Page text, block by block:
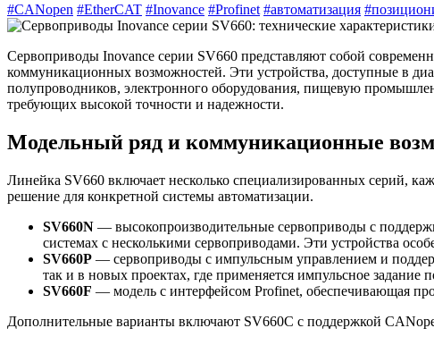
#CANopen #EtherCAT #Inovance #Profinet #автоматизация
Сервоприводы Inovance серии SV660 представляют собой
коммуникационных возможностей. Эти устройства, доступные в
полупроводников, электронного оборудования, пищевую
требующих высокой точности и надежности.
Модельный ряд и коммуникационные
Линейка SV660 включает несколько специализированных серий,
решение для конкретной системы автоматизации.
SV660N — высокопроизводительные сервоприводы с
системах с несколькими сервоприводами. Эти устройства
SV660P — сервоприводы с импульсным управлением и
так и в новых проектах, где применяется импульсное задание
SV660F — модель с интерфейсом Profinet, обеспечивающая
Дополнительные варианты включают SV660C с поддержкой